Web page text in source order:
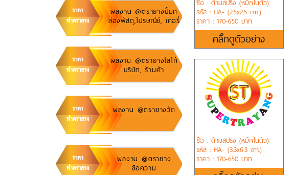
ผลงาน @ตรายางปั้มก
ล่องพัสดุ,ไปรษณีย์, เคอรี่
ผลงาน @ตรายางโลโก้
บริษัท, ร้านค้า
ผลงาน @ตรายางวัด
ผลงาน @ตรายาง
ข้อความ
ชื่อ : ด้ามสปริง (หมึกในตัว)
รหัส : HA- (2.5x2.5 cm.)
ราคา : 170-650 บาท
คลิ๊กดูตัวอย่าง
ชื่อ : ด้ามสปริง (หมึกในตัว)
รหัส : HA- (3.3x6.3 cm.)
ราคา : 170-650 บาท